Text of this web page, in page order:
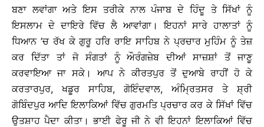
ਬਣਾ ਲਵਾਂਗਾ ਅਤੇ ਇਸ ਤਰੀਕੇ ਨਾਲ ਪੰਜਾਬ ਦੇ ਹਿੰਦੂ ਤੇ ਸਿੱਖਾਂ ਨੂੰ
ਇਸਲਾਮ ਦੇ ਦਾਇਰੇ ਵਿੱਚ ਲੈ ਆਵਾਂਗਾ। ਇਹਨਾਂ ਸਾਰੇ ਹਾਲਾਤਾਂ ਨੂੰ
ਧਿਆਨ ’ਚ ਰੱਖ ਕੇ ਗੁਰੂ ਹਰਿ ਰਾਇ ਸਾਹਿਬ ਨੇ ਪ੍ਰਚਾਰ ਮੁਹਿੰਮ ਨੂੰ ਤੇਜ਼
ਕਰ ਦਿੱਤਾ ਤਾਂ ਜੋ ਸੰਗਤਾਂ ਨੂੰ ਔਰੰਗਜ਼ੇਬ ਦੀਆਂ ਸਾਜ਼ਸ਼ਾਂ ਤੋਂ ਜਾਣੂ
ਕਰਵਾਇਆ ਜਾ ਸਕੇ। ਆਪ ਨੇ ਕੀਰਤਪੁਰ ਤੋਂ ਦੁਆਬੇ ਰਾਹੀਂ ਹੋ ਕੇ
ਕਰਤਾਰਪੁਰ, ਖਡੂਰ ਸਾਹਿਬ, ਗੋਇੰਦਵਾਲ, ਅੰਮ੍ਰਿਤਸਰ ਤੇ ਸ਼੍ਰੀ
ਗੋਬਿੰਦਪੁਰ ਆਦਿ ਇਲਾਕਿਆਂ ਵਿੱਚ ਗੁਰਮਤਿ ਪ੍ਰਚਾਰ ਕਰ ਕੇ ਸਿੱਖਾਂ ਵਿੱਚ
ਉਤਸ਼ਾਹ ਪੈਦਾ ਕੀਤਾ। ਭਾਈ ਫੇਰੂ ਜੀ ਨੇ ਵੀ ਇਹਨਾਂ ਇਲਾਕਿਆਂ ਵਿੱਚ